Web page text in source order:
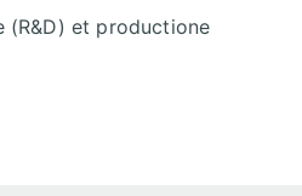
(R&D) et productione